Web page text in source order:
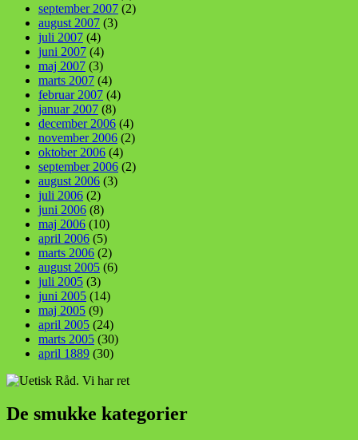
september 2007 (2)
august 2007 (3)
juli 2007 (4)
juni 2007 (4)
maj 2007 (3)
marts 2007 (4)
februar 2007 (4)
januar 2007 (8)
december 2006 (4)
november 2006 (2)
oktober 2006 (4)
september 2006 (2)
august 2006 (3)
juli 2006 (2)
juni 2006 (8)
maj 2006 (10)
april 2006 (5)
marts 2006 (2)
august 2005 (6)
juli 2005 (3)
juni 2005 (14)
maj 2005 (9)
april 2005 (24)
marts 2005 (30)
april 1889 (30)
De smukke kategorier